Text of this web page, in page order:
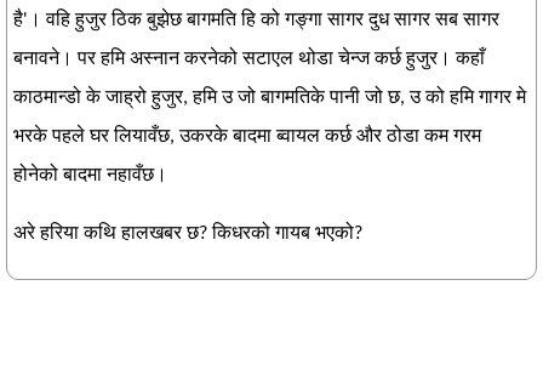
है'। वहि हुजुर ठिक बुझेछ बागमति हि को गङ्गा सागर दुध सागर सब सागर
बनावने। पर हमि अस्नान करनेको सटाएल थोडा चेन्ज कर्छ हुजुर। कहाँ
काठमान्डो के जाह्रो हुजुर, हमि उ जो बागमतिके पानी जो छ, उ को हमि गागर मे
भरके पहले घर लियावँछ, उकरके बादमा ब्वायल कर्छ और ठोडा कम गरम
होनेको बादमा नहावँछ।
अरे हरिया कथि हालखबर छ? किधरको गायब भएको?